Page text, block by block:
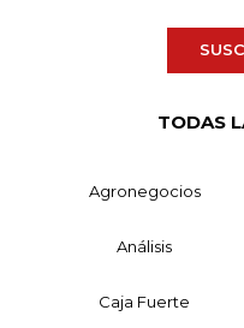
TODAS
Agronegocios
Análisis
Caja Fuerte